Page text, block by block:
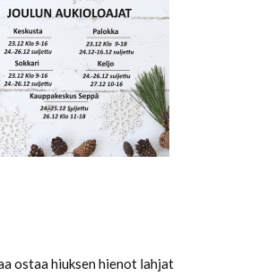
ostaa hiuksen hienot lahjat